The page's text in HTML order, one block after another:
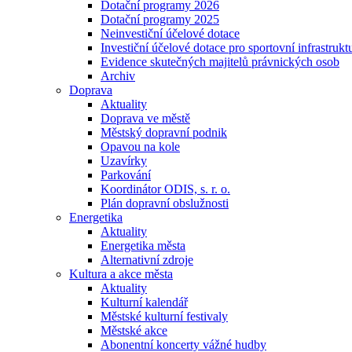
Dotační programy 2026
Dotační programy 2025
Neinvestiční účelové dotace
Investiční účelové dotace pro sportovní
Evidence skutečných majitelů právnických osob
Archiv
Doprava
Aktuality
Doprava ve městě
Městský dopravní podnik
Opavou na kole
Uzavírky
Parkování
Koordinátor ODIS, s. r. o.
Plán dopravní obslužnosti
Energetika
Aktuality
Energetika města
Alternativní zdroje
Kultura a akce města
Aktuality
Kulturní kalendář
Městské kulturní festivaly
Městské akce
Abonentní koncerty vážné hudby